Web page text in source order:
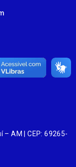
– AM | CEP: 69265-